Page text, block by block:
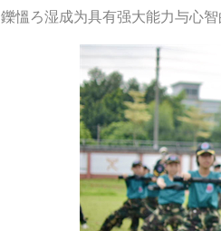
鑠慍ろ湿成为具有强大能力与心